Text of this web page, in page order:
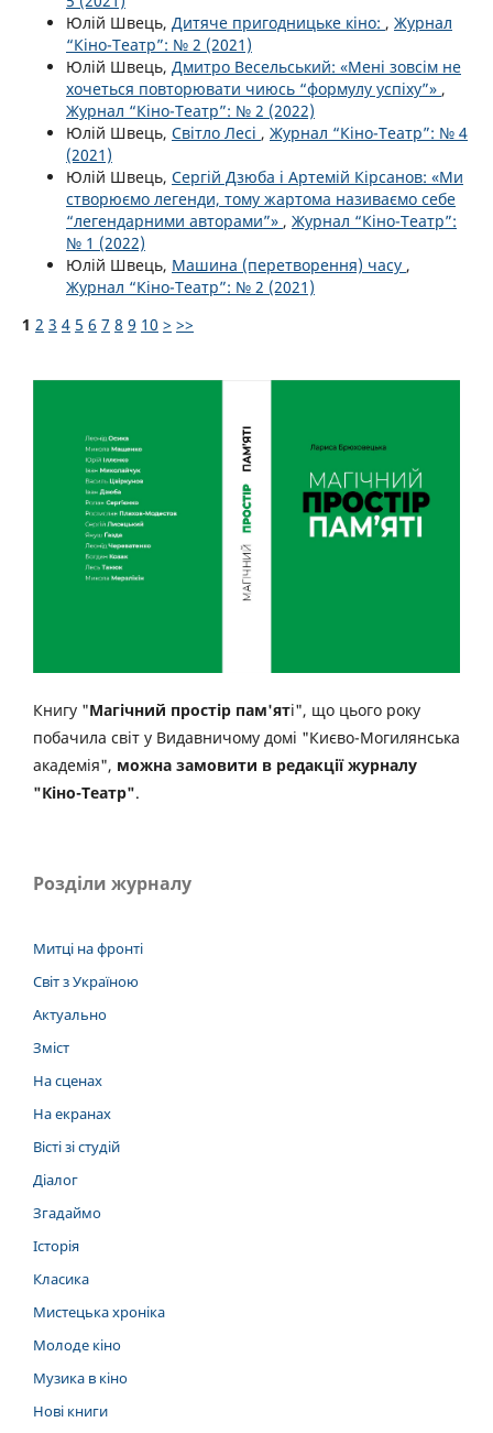
Юлій Швець, Дитяче пригодницьке кіно: , Журнал
“Кіно-Театр”: № 2 (2021)
Юлій Швець, Дмитро Весельський: «Мені зовсім не
хочеться повторювати чиюсь “формулу успіху”» ,
Журнал “Кіно-Театр”: № 2 (2022)
Юлій Швець, Світло Лесі , Журнал “Кіно-Театр”: № 4
(2021)
Юлій Швець, Сергій Дзюба і Артемій Кірсанов: «Ми
створюємо легенди, тому жартома називаємо себе
“легендарними авторами”» , Журнал “Кіно-Театр”:
№ 1 (2022)
Юлій Швець, Машина (перетворення) часу ,
Журнал “Кіно-Театр”: № 2 (2021)
1 2 3 4 5 6 7 8 9 10 > >>
Книгу "Магічний простір пам'яті", що цього року
побачила світ у Видавничому домі "Києво-Могилянська
академія", можна замовити в редакції журналу
"Кіно-Театр".
Розділи журналу
Митці на фронті
Світ з Україною
Актуально
Зміст
На сценах
На екранах
Вісті зі студій
Діалог
Згадаймо
Історія
Класика
Мистецька хроніка
Молоде кіно
Музика в кіно
Нові книги